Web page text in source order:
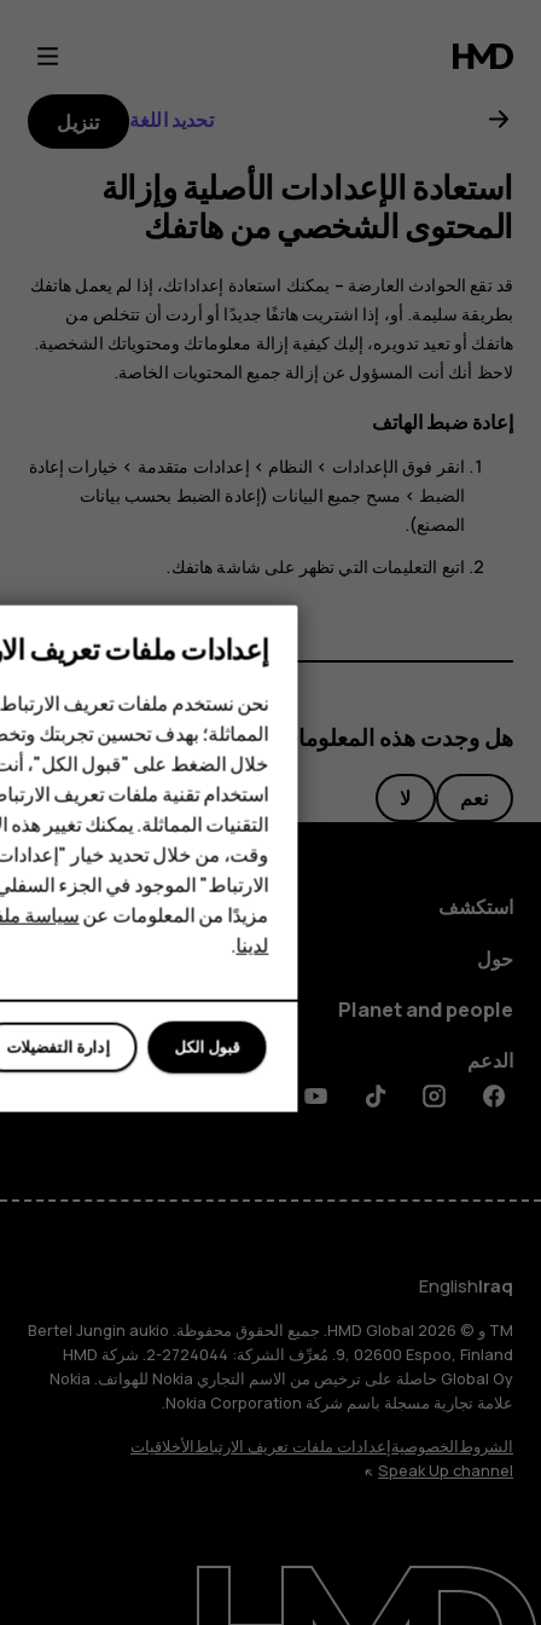
دليل
مستخدم
هاتف
Nokia
8.1
الهواتف المميزة
HMD Terra M
HMD Watch
للأعمال
حول
تحديد اللغة تنزيل
استعادة الإعدادات الأصلية وإزالة
المحتوى الشخصي من هاتفك
قد تقع الحوادث العارضة – يمكنك استعادة إعداداتك، إذا لم يعمل هاتفك
بطريقة سليمة. أو، إذا اشتريت هاتفًا جديدًا أو أردت أن تتخلص من
هاتفك أو تعيد تدويره، إليك كيفية إزالة معلوماتك ومحتوياتك الشخصية.
لاحظ أنك أنت المسؤول عن إزالة جميع المحتويات الخاصة.
إعادة ضبط الهاتف
انقر فوق الإعدادات‏‎ > النظام‏‎ > إعدادات متقدمة > خيارات إعادة
الضبط > مسح جميع البيانات (إعادة الضبط بحسب بيانات
المصنع).
اتبع التعليمات التي تظهر على شاشة هاتفك.
هل وجدت هذه المعلومات مفيدة؟
نعم لا
استكشف
حول
Planet and people
الدعم
Facebook
Instagram
Tiktok
Youtube
Linkedin
Discord
Iraq
English
TM و © 2026 HMD Global. جميع الحقوق محفوظة. Bertel Jungin aukio
9, 02600 Espoo, Finland. مُعرِّف الشركة: 2724044-2. شركة HMD
Global Oy حاصلة على ترخيص من الاسم التجاري Nokia للهواتف. Nokia
علامة تجارية مسجلة باسم شركة Nokia Corporation.
الشروطالخصوصيةإعدادات ملفات تعريف الارتباطالأخلاقيات
Speak Up channel
إعدادات ملفات تعريف
نحن نستخدم ملفات تعريف
المماثلة؛ بهدف تحسين تجربتك
خلال الضغط على "قبول الكل"،
استخدام تقنية ملفات تعريف
التقنيات المماثلة. يمكنك تغيير
وقت، من خلال تحديد خيار
الارتباط" الموجود في الجزء
مزيدًا من المعلومات عنسياسة
لدينا.
إدارة التفضيلات قبول الكل